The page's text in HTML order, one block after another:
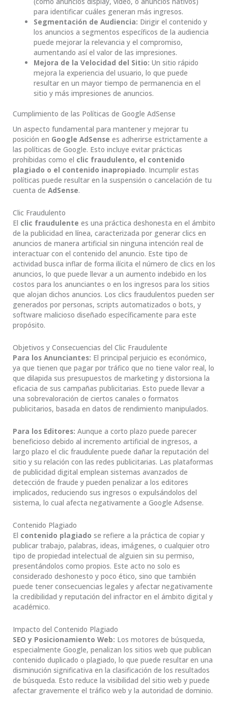
para identificar cuáles generan más ingresos.
Segmentación de Audiencia: Dirigir el contenido y
los anuncios a segmentos específicos de la audiencia
puede mejorar la relevancia y el compromiso,
aumentando así el valor de las impresiones.
Mejora de la Velocidad del Sitio: Un sitio rápido
mejora la experiencia del usuario, lo que puede
resultar en un mayor tiempo de permanencia en el
sitio y más impresiones de anuncios.
Cumplimiento de las Políticas de Google AdSense
Un aspecto fundamental para mantener y mejorar tu
posición en Google AdSense es adherirse estrictamente a
las políticas de Google. Esto incluye evitar prácticas
prohibidas como el clic fraudulento, el contenido
plagiado o el contenido inapropiado. Incumplir estas
políticas puede resultar en la suspensión o cancelación de tu
cuenta de AdSense.
Clic Fraudulento
El clic fraudulente es una práctica deshonesta en el ámbito
de la publicidad en línea, caracterizada por generar clics en
anuncios de manera artificial sin ninguna intención real de
interactuar con el contenido del anuncio. Este tipo de
actividad busca inflar de forma ilícita el número de clics en los
anuncios, lo que puede llevar a un aumento indebido en los
costos para los anunciantes o en los ingresos para los sitios
que alojan dichos anuncios. Los clics fraudulentos pueden ser
generados por personas, scripts automatizados o bots, y
software malicioso diseñado específicamente para este
propósito.
Objetivos y Consecuencias del Clic Fraudulente
Para los Anunciantes: El principal perjuicio es económico,
ya que tienen que pagar por tráfico que no tiene valor real, lo
que dilapida sus presupuestos de marketing y distorsiona la
eficacia de sus campañas publicitarias. Esto puede llevar a
una sobrevaloración de ciertos canales o formatos
publicitarios, basada en datos de rendimiento manipulados.
Para los Editores: Aunque a corto plazo puede parecer
beneficioso debido al incremento artificial de ingresos, a
largo plazo el clic fraudulente puede dañar la reputación del
sitio y su relación con las redes publicitarias. Las plataformas
de publicidad digital emplean sistemas avanzados de
detección de fraude y pueden penalizar a los editores
implicados, reduciendo sus ingresos o expulsándolos del
sistema, lo cual afecta negativamente a Google Adsense.
Contenido Plagiado
El contenido plagiado se refiere a la práctica de copiar y
publicar trabajo, palabras, ideas, imágenes, o cualquier otro
tipo de propiedad intelectual de alguien sin su permiso,
presentándolos como propios. Este acto no solo es
considerado deshonesto y poco ético, sino que también
puede tener consecuencias legales y afectar negativamente
la credibilidad y reputación del infractor en el ámbito digital y
académico.
Impacto del Contenido Plagiado
SEO y Posicionamiento Web: Los motores de búsqueda,
especialmente Google, penalizan los sitios web que publican
contenido duplicado o plagiado, lo que puede resultar en una
disminución significativa en la clasificación de los resultados
de búsqueda. Esto reduce la visibilidad del sitio web y puede
afectar gravemente el tráfico web y la autoridad de dominio.